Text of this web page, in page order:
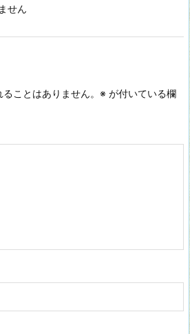
せん
ことはありません。 ※ が付いている欄